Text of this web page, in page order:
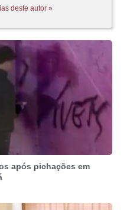
deste autor »
após pichações em